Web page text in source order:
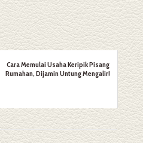
Cara Memulai Usaha Keripik Pisang
Rumahan, Dijamin Untung Mengalir!